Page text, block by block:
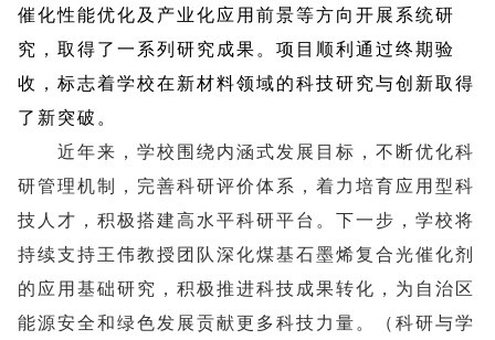
催化性能优化及产业化应用前景等方向开展系统研
究，取得了一系列研究成果。项目顺利通过终期验
收，标志着学校在新材料领域的科技研究与创新取得
了新突破。
近年来，学校围绕内涵式发展目标，不断优化科
研管理机制，完善科研评价体系，着力培育应用型科
技人才，积极搭建高水平科研平台。下一步，学校将
持续支持王伟教授团队深化煤基石墨烯复合光催化剂
的应用基础研究，积极推进科技成果转化，为自治区
能源安全和绿色发展贡献更多科技力量。（科研与学